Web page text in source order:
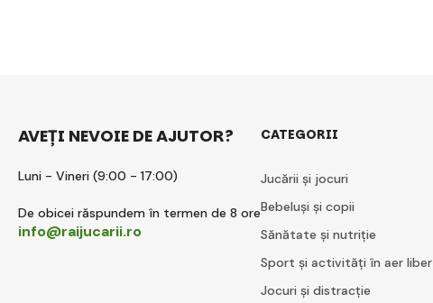
AVEȚI NEVOIE DE AJUTOR?
Luni - Vineri (9:00 - 17:00)
De obicei răspundem în termen de 8 ore
info@raijucarii.ro
CATEGORII
Jucării și jocuri
Bebeluși și copii
Sănătate și nutriție
Sport și activități în aer liber
Jocuri și distracție